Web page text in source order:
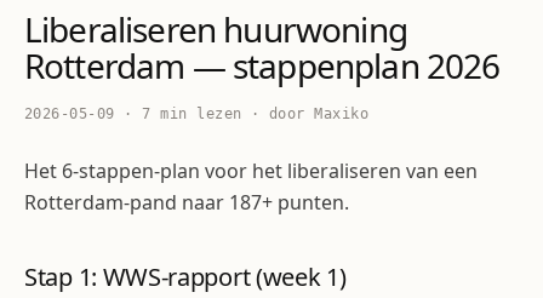
Liberaliseren huurwoning
Rotterdam — stappenplan 2026
2026-05-09 · 7 min lezen · door Maxiko
Het 6-stappen-plan voor het liberaliseren van een
Rotterdam-pand naar 187+ punten.
Stap 1: WWS-rapport (week 1)